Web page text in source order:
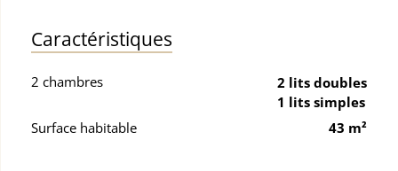
Caractéristiques
2 chambres
2 lits doubles
1 lits simples
Surface habitable
43 m²